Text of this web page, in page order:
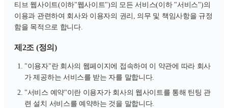
티브 웹사이트(이하"웹사이트")의 모든 서비스(이하 "서비스")의
이용과 관련하여 회사와 이용자의 권리, 의무 및 책임사항을 규정
함을 목적으로 합니다.
제2조 (정의)
"이용자"란 회사의 웹페이지에 접속하여 이 약관에 따라 회사
가 제공하는 서비스를 받는 자를 말합니다.
"서비스 예약"이란 이용자가 회사의 웹사이트를 통해 틴팅 관
련 설치 서비스를 예약하는 것을 말합니다.